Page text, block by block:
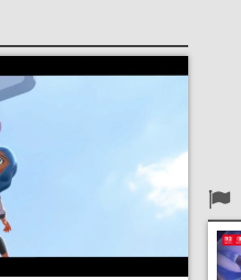
PS5、Xbox、Switch向
けにリリース予定